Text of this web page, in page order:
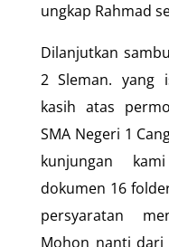
ungkap Rahmad
Dilanjutkan
2 Sleman. yang
kasih atas
SMA Negeri 1
kunjungan
dokumen 16
persyaratan
Mohon nanti dari